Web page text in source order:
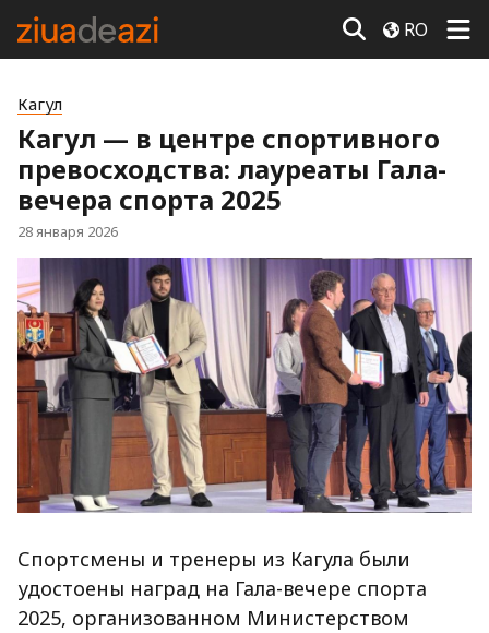
RO
Кагул
Кагул — в центре спортивного
превосходства: лауреаты Гала-
вечера спорта 2025
28 января 2026
Спортсмены и тренеры из Кагула были
удостоены наград на Гала-вечере спорта
2025, организованном Министерством